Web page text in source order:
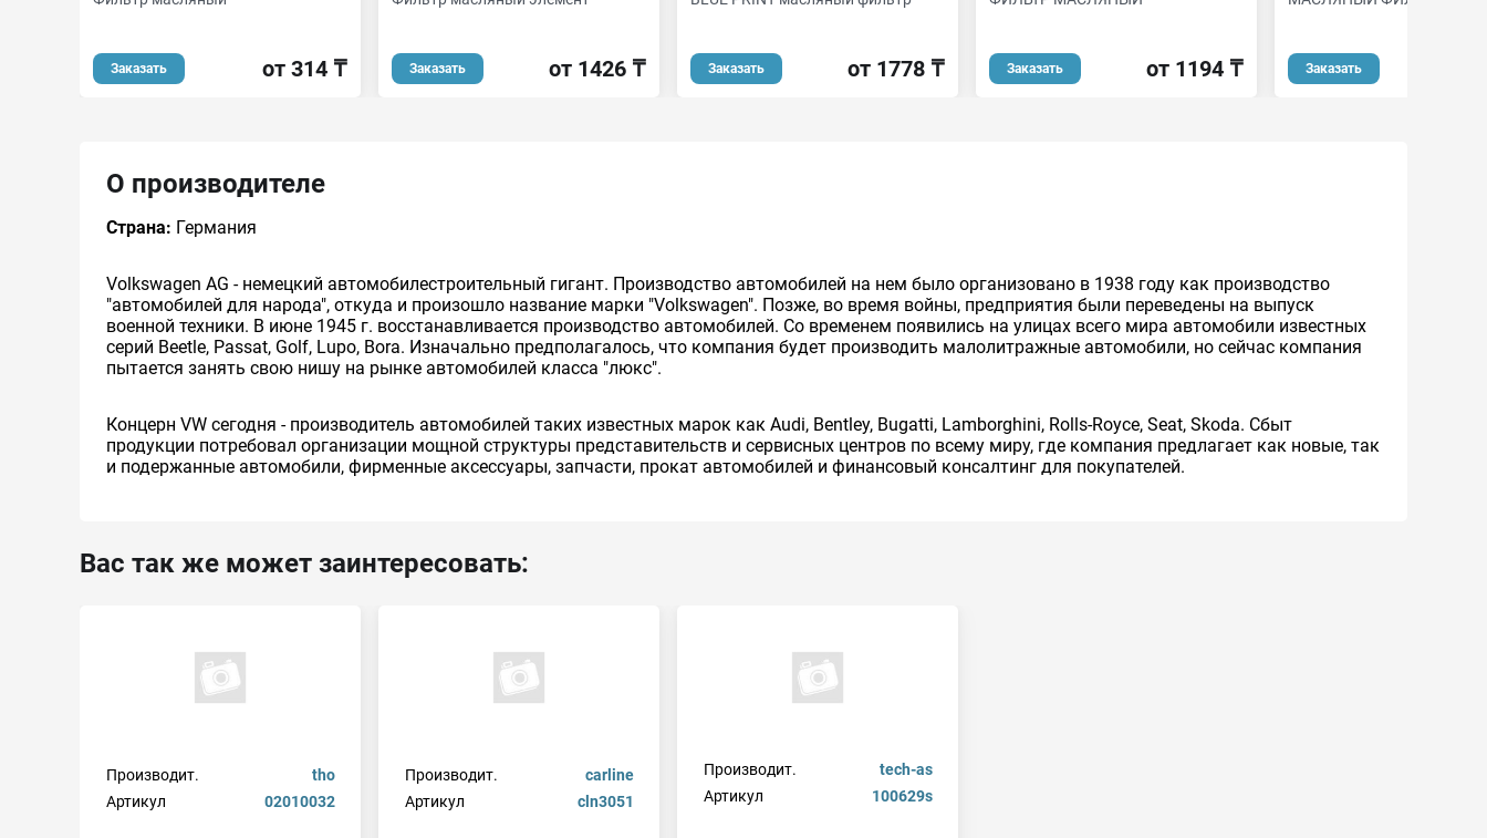
Заказать от 314 ₸ Заказать от 1426 ₸ Заказать от 1778 ₸ Заказать от 1194 ₸ Заказать
О производителе
Страна: Германия
Volkswagen AG - немецкий автомобилестроительный гигант. Производство автомобилей на нем было организовано в 1938 году как производство
"автомобилей для народа", откуда и произошло название марки "Volkswagen". Позже, во время войны, предприятия были переведены на выпуск
военной техники. В июне 1945 г. восстанавливается производство автомобилей. Cо временем появились на улицах всего мира автомобили известных
серий Beetle, Passat, Golf, Lupo, Bora. Изначально предполагалось, что компания будет производить малолитражные автомобили, но сейчас компания
пытается занять свою нишу на рынке автомобилей класса "люкс".
Концерн VW сегодня - производитель автомобилей таких известных марок как Audi, Bentley, Bugatti, Lamborghini, Rolls-Royce, Seat, Skoda. Сбыт
продукции потребовал организации мощной структуры представительств и сервисных центров по всему миру, где компания предлагает как новые, так
и подержанные автомобили, фирменные аксессуары, запчасти, прокат автомобилей и финансовый консалтинг для покупателей.
Вас так же может заинтересовать:
Производит.
tho
Артикул
02010032
Производит.
carline
Артикул
cln3051
Производит.
tech-as
Артикул
100629s